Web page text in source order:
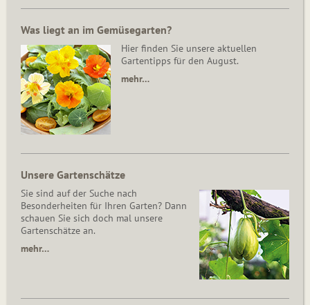
Was liegt an im Gemüsegarten?
Hier finden Sie unsere aktuellen
Gartentipps für den August.
mehr…
Unsere Gartenschätze
Sie sind auf der Suche nach
Besonderheiten für Ihren Garten? Dann
schauen Sie sich doch mal unsere
Gartenschätze an.
mehr…